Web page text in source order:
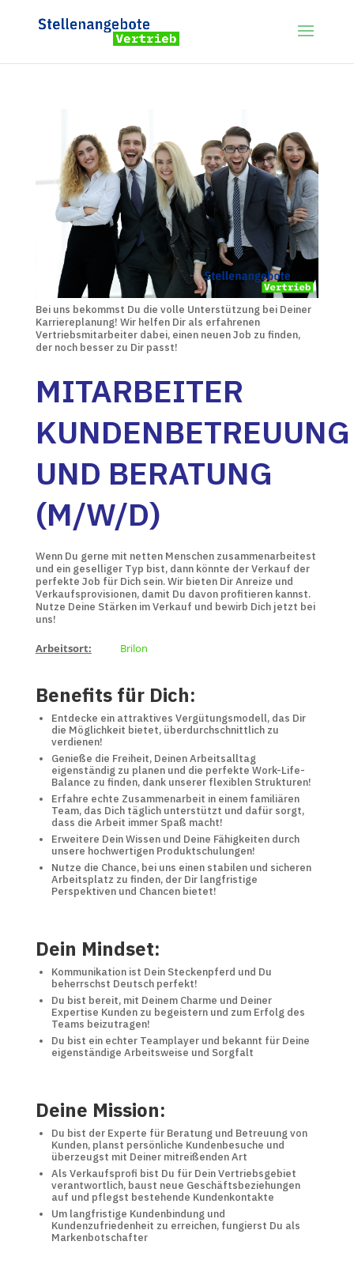
Bei uns bekommst Du die volle Unterstützung bei Deiner
Karriereplanung! Wir helfen Dir als erfahrenen
Vertriebsmitarbeiter dabei, einen neuen Job zu finden,
der noch besser zu Dir passt!
MITARBEITER
KUNDENBETREUUNG
UND BERATUNG
(M/W/D)
Wenn Du gerne mit netten Menschen zusammenarbeitest
und ein geselliger Typ bist, dann könnte der Verkauf der
perfekte Job für Dich sein. Wir bieten Dir Anreize und
Verkaufsprovisionen, damit Du davon profitieren kannst.
Nutze Deine Stärken im Verkauf und bewirb Dich jetzt bei
uns!
Arbeitsort: Brilon
Benefits für Dich:
Entdecke ein attraktives Vergütungsmodell, das Dir
die Möglichkeit bietet, überdurchschnittlich zu
verdienen!
Genieße die Freiheit, Deinen Arbeitsalltag
eigenständig zu planen und die perfekte Work-Life-
Balance zu finden, dank unserer flexiblen Strukturen!
Erfahre echte Zusammenarbeit in einem familiären
Team, das Dich täglich unterstützt und dafür sorgt,
dass die Arbeit immer Spaß macht!
Erweitere Dein Wissen und Deine Fähigkeiten durch
unsere hochwertigen Produktschulungen!
Nutze die Chance, bei uns einen stabilen und sicheren
Arbeitsplatz zu finden, der Dir langfristige
Perspektiven und Chancen bietet!
Dein Mindset:
Kommunikation ist Dein Steckenpferd und Du
beherrschst Deutsch perfekt!
Du bist bereit, mit Deinem Charme und Deiner
Expertise Kunden zu begeistern und zum Erfolg des
Teams beizutragen!
Du bist ein echter Teamplayer und bekannt für Deine
eigenständige Arbeitsweise und Sorgfalt
Deine Mission:
Du bist der Experte für Beratung und Betreuung von
Kunden, planst persönliche Kundenbesuche und
überzeugst mit Deiner mitreißenden Art
Als Verkaufsprofi bist Du für Dein Vertriebsgebiet
verantwortlich, baust neue Geschäftsbeziehungen
auf und pflegst bestehende Kundenkontakte
Um langfristige Kundenbindung und
Kundenzufriedenheit zu erreichen, fungierst Du als
Markenbotschafter